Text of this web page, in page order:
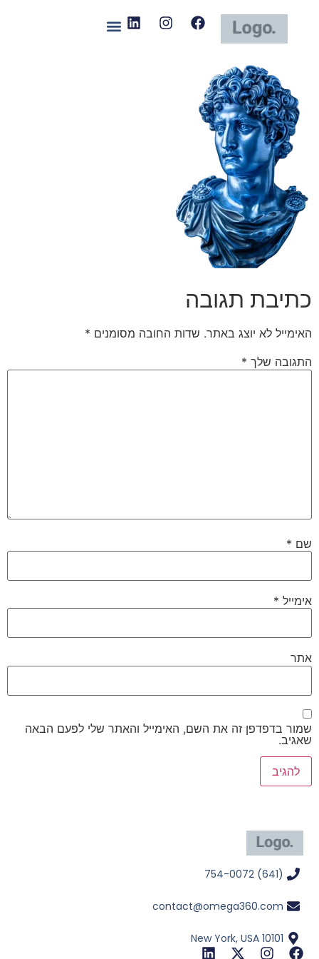
כתיבת תגובה
האימייל לא יוצג באתר. שדות החובה מסומנים *
התגובה שלך *
שם *
אימייל *
אתר
שמור בדפדפן זה את השם, האימייל והאתר שלי לפעם הבאה
שאגיב.
(641) 754-0072
contact@omega360.com
New York, USA 10101